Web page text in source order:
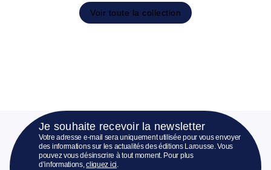
Voir toute la collection
Je souhaite recevoir la newsletter
Votre adresse e-mail sera uniquement utilisée pour vous envoyer
des informations sur les actualités des éditions Larousse. Vous
pouvez vous désinscrire à tout moment. Pour plus
d’informations,cliquez ici.